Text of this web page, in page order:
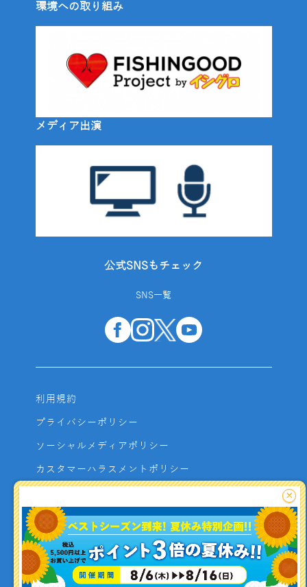
環境への取り組み
メディア出演
公式SNSもチェック
SNS一覧
利用規約
プライバシーポリシー
ソーシャルメディアポリシー
カスタマーハラスメントポリシー
よくあるご質問
お問い合わせ
利用者資金の保全方法
×